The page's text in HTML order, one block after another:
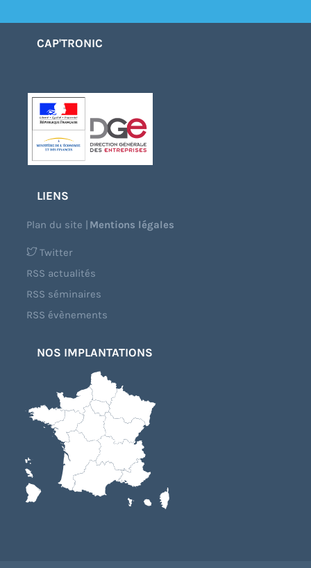
CAP'TRONIC
LIENS
Plan du site |Mentions légales
Twitter
RSS actualités
RSS séminaires
RSS évènements
NOS IMPLANTATIONS